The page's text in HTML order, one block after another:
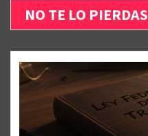
NO TE LO PIERDAS